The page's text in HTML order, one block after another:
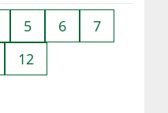
5 6
7
12